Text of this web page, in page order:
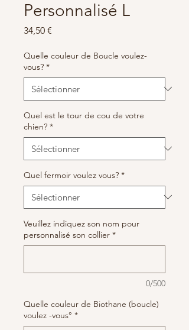
Personnalisé L
34,50 €
Quelle couleur de Boucle voulez-
vous? *
Quel est le tour de cou de votre
chien? *
Quel fermoir voulez vous? *
Veuillez indiquez son nom pour
personnalisé son collier *
0/500
Quelle couleur de Biothane (boucle)
voulez -vous° *